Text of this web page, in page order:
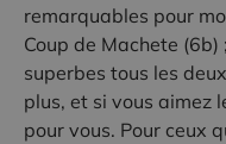
remarquables pour
Coup de Machete
superbes tous les
plus, et si vous aimez
pour vous. Pour ceux